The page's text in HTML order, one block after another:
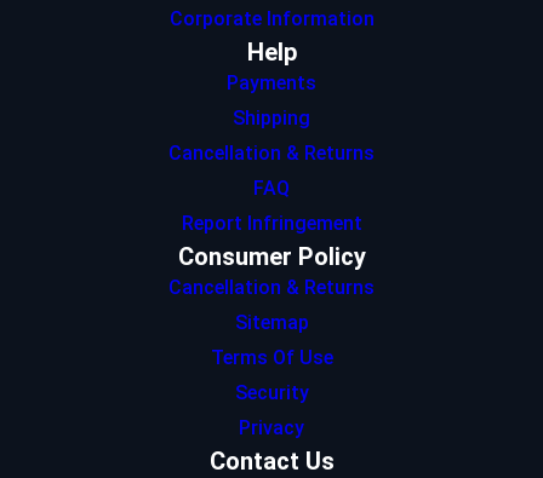
Corporate Information
Help
Payments
Shipping
Cancellation & Returns
FAQ
Report Infringement
Consumer Policy
Cancellation & Returns
Sitemap
Terms Of Use
Security
Privacy
Contact Us